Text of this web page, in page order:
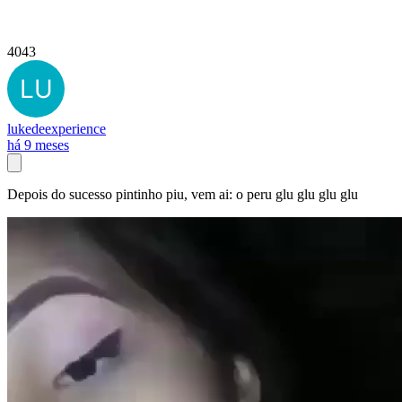
4043
lukedeexperience
há 9 meses
Depois do sucesso pintinho piu, vem ai: o peru glu glu glu glu